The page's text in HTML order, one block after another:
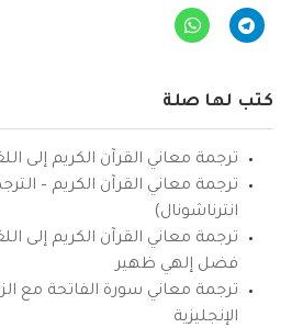
كتب لها صلة
ترجمة معاني القرآن الكريم إلى
ترجمة معاني القرآن الكريم –
انترناشونال)
ترجمة معاني القرآن الكريم إلى
فضل إلهي ظهير
ترجمة معاني سورة الفاتحة مع
الإنجليزية